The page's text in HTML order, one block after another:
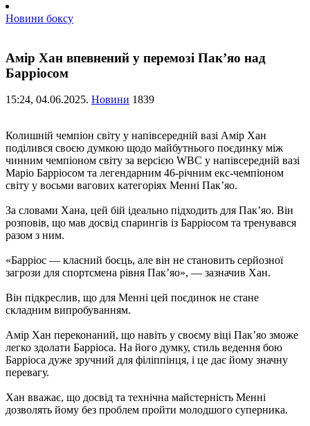
Новини боксу
Амір Хан впевнений у перемозі Пак’яо над
Барріосом
15:24, 04.06.2025. Новини 1839
Колишній чемпіон світу у напівсередній вазі Амір Хан
поділився своєю думкою щодо майбутнього поєдинку між
чинним чемпіоном світу за версією WBC у напівсередній вазі
Маріо Барріосом та легендарним 46-річним екс-чемпіоном
світу у восьми вагових категоріях Менні Пак’яо.
За словами Хана, цей бій ідеально підходить для Пак’яо. Він
розповів, що мав досвід спарингів із Барріосом та тренувався
разом з ним.
«Барріос — класний боєць, але він не становить серйозної
загрози для спортсмена рівня Пак’яо», — зазначив Хан.
Він підкреслив, що для Менні цей поєдинок не стане
складним випробуванням.
Амір Хан переконаний, що навіть у своєму віці Пак’яо зможе
легко здолати Барріоса. На його думку, стиль ведення бою
Барріоса дуже зручний для філіппінця, і це дає йому значну
перевагу.
Хан вважає, що досвід та технічна майстерність Менні
дозволять йому без проблем пройти молодшого суперника.